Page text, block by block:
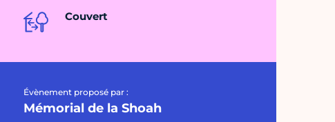
Couvert
Évènement proposé par :
Mémorial de la Shoah